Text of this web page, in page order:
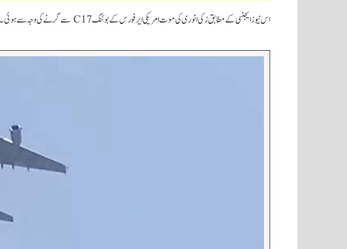
اس نیوز ایجنسی کے مطابق زکی انوری کی موت امریکی ایرفورس کے بوئنگ C17 سے گرنے کی وجہ سے ہوئی ہے اور جنرل ڈائرکٹر کٹوریٹ فاراسپورٹس آف افغانستان نے بھی اس کی تصدیق کی ہے۔